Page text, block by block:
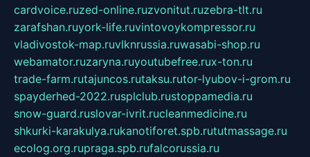
cardvoice.ruzed-online.ruzvonitut.ruzebra-tlt.ru
zarafshan.ruyork-life.ruvintovoykompressor.ru
vladivostok-map.ruvlknrussia.ruwasabi-shop.ru
webamator.ruzaryna.ruyoutubefree.rux-ton.ru
trade-farm.rutajuncos.rutaksu.rutor-lyubov-i-grom.ru
spayderhed-2022.rusplclub.rustoppamedia.ru
snow-guard.ruslovar-ivrit.rucleanmedicine.ru
shkurki-karakulya.rukanotiforet.spb.rututmassage.ru
ecolog.org.rupraga.spb.rufalcorussia.ru